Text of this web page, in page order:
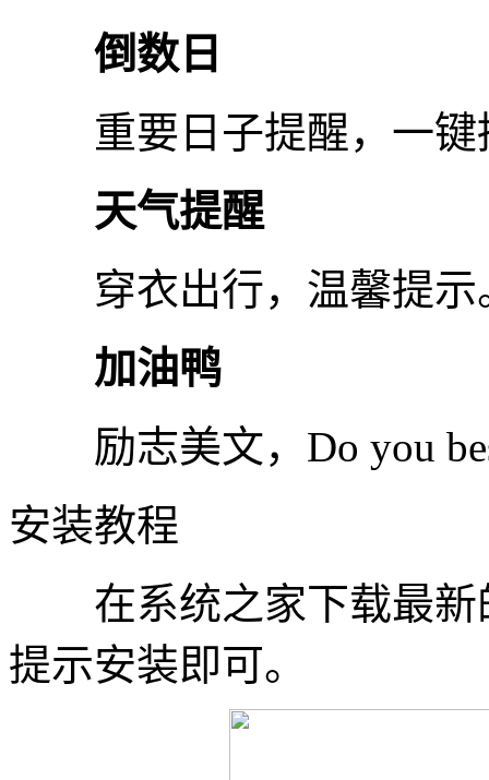
倒数日
重要日子提醒，一键
天气提醒
穿衣出行，温馨提示
加油鸭
励志美文，Do you
安装教程
在系统之家下载最新
提示安装即可。